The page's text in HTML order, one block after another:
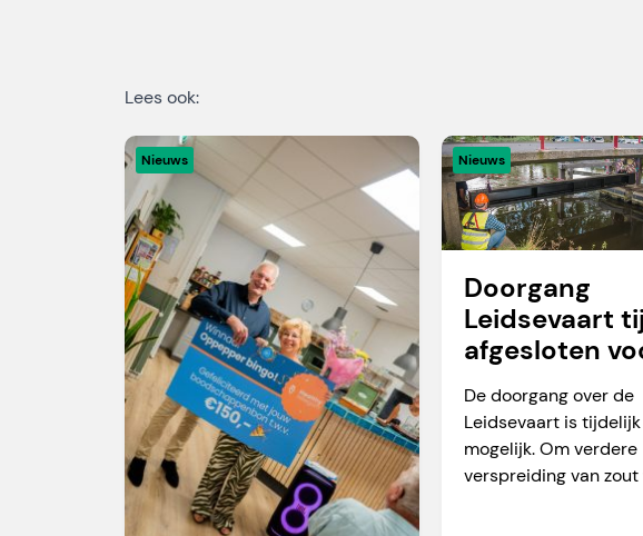
Lees ook:
Nieuws Nieuws
Doorgang
Leidsevaart
afgesloten
vaarverkeer
De doorgang over de
Leidsevaart is
mogelijk. Om verdere
verspreiding van zout